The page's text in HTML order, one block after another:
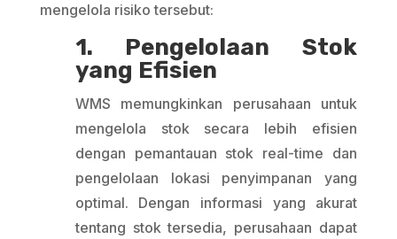
mengelola risiko tersebut:
1. Pengelolaan Stok
yang Efisien
WMS memungkinkan perusahaan untuk
mengelola stok secara lebih efisien
dengan pemantauan stok real-time dan
pengelolaan lokasi penyimpanan yang
optimal. Dengan informasi yang akurat
tentang stok tersedia, perusahaan dapat